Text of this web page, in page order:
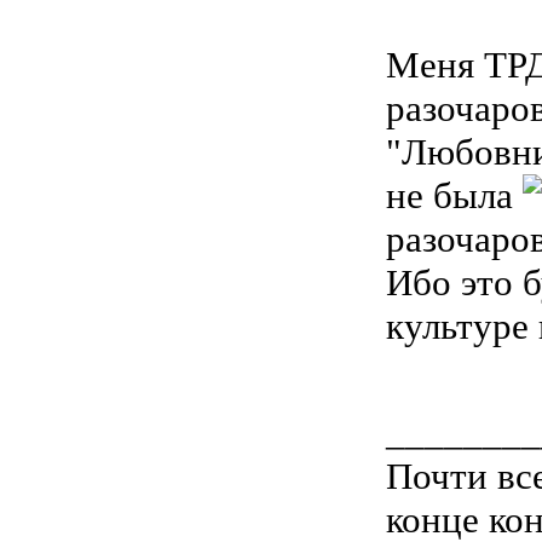
Меня
не была
Ибо это
Почти
конце